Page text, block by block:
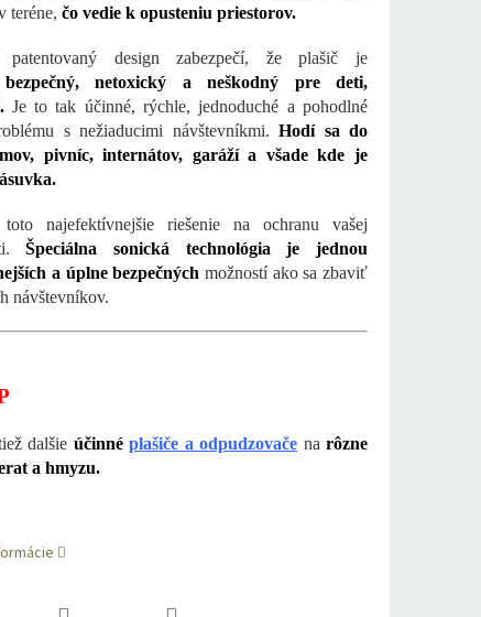
teréne, čo vedie k opusteniu priestorov.
patentovaný design zabezpečí, že plašič je
bezpečný, netoxický a neškodný pre deti,
Je to tak účinné, rýchle, jednoduché a pohodlné
s nežiaducimi návštevníkmi. Hodí sa do
pivníc, internátov, garáží a všade kde je
toto najefektívnejšie riešenie na ochranu vašej
Špeciálna sonická technológia je jednou
a úplne bezpečných možností ako sa zbaviť
návštevníkov.
dalšie účinné plašiče a odpudzovače na rôzne
a hmyzu.